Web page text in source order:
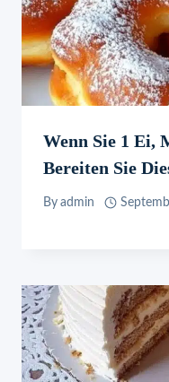
Wenn Sie 1 Ei,
Bereiten Sie
By admin